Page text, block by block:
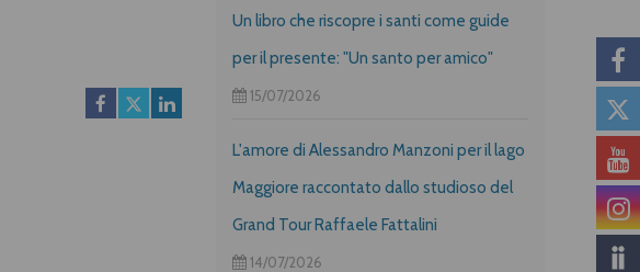
Un libro che riscopre i santi come guide
per il presente: "Un santo per amico"
15/07/2026
L'amore di Alessandro Manzoni per il lago
Maggiore raccontato dallo studioso del
Grand Tour Raffaele Fattalini
14/07/2026